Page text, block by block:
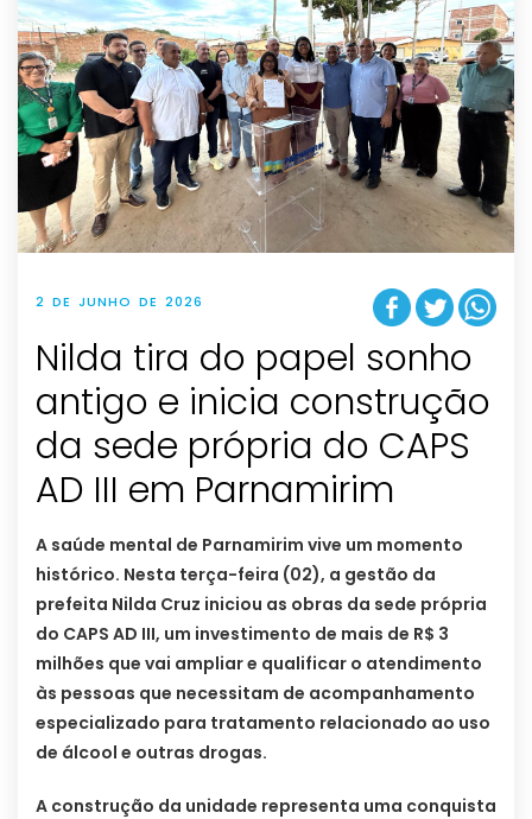
2 DE JUNHO DE 2026
Nilda tira do papel sonho
antigo e inicia construção
da sede própria do CAPS
AD III em Parnamirim
A saúde mental de Parnamirim vive um momento
histórico. Nesta terça-feira (02), a gestão da
prefeita Nilda Cruz iniciou as obras da sede própria
do CAPS AD III, um investimento de mais de R$ 3
milhões que vai ampliar e qualificar o atendimento
às pessoas que necessitam de acompanhamento
especializado para tratamento relacionado ao uso
de álcool e outras drogas.
A construção da unidade representa uma conquista